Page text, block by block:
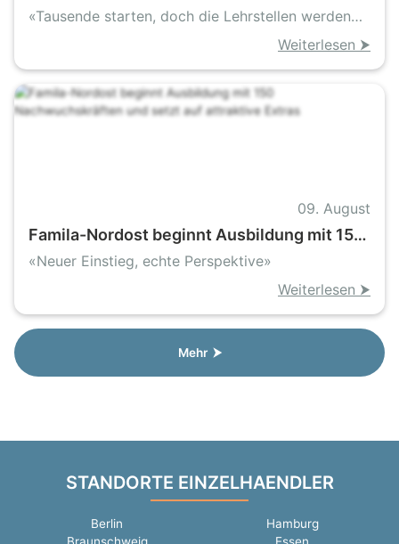
Lehranfänger, aber schrumpfendes Angebot
«Tausende starten, doch die Lehrstellen werden
Weiterlesen ⮞
09. August
Famila-Nordost beginnt Ausbildung mit 150
Nachwuchskräften und setzt auf attraktive
«Neuer Einstieg, echte Perspektive»
Weiterlesen ⮞
Mehr ⮞
STANDORTE EINZELHAENDLER
Berlin
Hamburg
Braunschweig
Essen